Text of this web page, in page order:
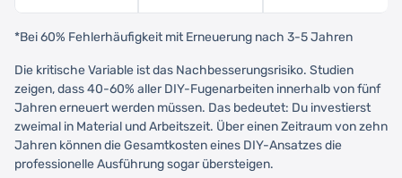
*Bei 60% Fehlerhäufigkeit mit Erneuerung nach 3-5 Jahren
Die kritische Variable ist das Nachbesserungsrisiko. Studien
zeigen, dass 40-60% aller DIY-Fugenarbeiten innerhalb von fünf
Jahren erneuert werden müssen. Das bedeutet: Du investierst
zweimal in Material und Arbeitszeit. Über einen Zeitraum von zehn
Jahren können die Gesamtkosten eines DIY-Ansatzes die
professionelle Ausführung sogar übersteigen.